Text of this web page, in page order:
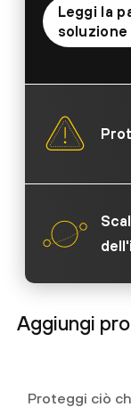
Leggi la
soluzione
Aggiungi
Proteggi ciò